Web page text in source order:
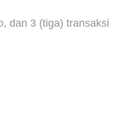
dan 3 (tiga) transaksi